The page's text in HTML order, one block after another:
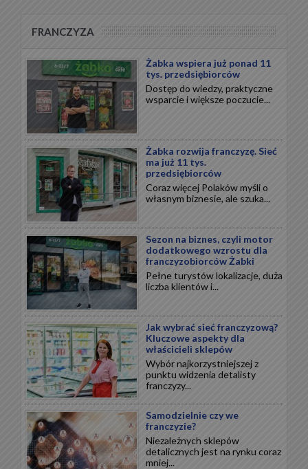
FRANCZYZA
Żabka wspiera już ponad 11
tys. przedsiębiorców
Dostęp do wiedzy, praktyczne
wsparcie i większe poczucie...
Żabka rozwija franczyzę. Sieć
ma już 11 tys.
przedsiębiorców
Coraz więcej Polaków myśli o
własnym biznesie, ale szuka...
Sezon na biznes, czyli motor
dodatkowego wzrostu dla
franczyzobiorców Żabki
Pełne turystów lokalizacje, duża
liczba klientów i...
Jak wybrać sieć franczyzową?
Kluczowe aspekty dla
właścicieli sklepów
Wybór najkorzystniejszej z
punktu widzenia detalisty
franczyzy...
Samodzielnie czy we
franczyzie?
Niezależnych sklepów
detalicznych jest na rynku coraz
mniej...